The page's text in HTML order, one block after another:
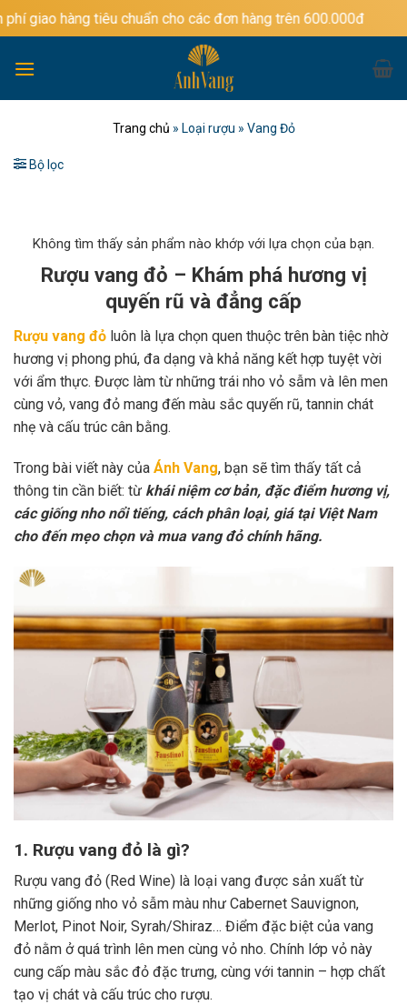
Bỏ
qua
dung
tiêu chuẩn cho các đơn hàng trên 600.000đ
Trang chủ » Loại rượu » Vang Đỏ
Bộ lọc
Không tìm thấy sản phẩm nào khớp với lựa chọn của bạn.
Rượu vang đỏ – Khám phá hương vị
quyến rũ và đẳng cấp
Rượu vang đỏ luôn là lựa chọn quen thuộc trên bàn tiệc nhờ
hương vị phong phú, đa dạng và khả năng kết hợp tuyệt vời
với ẩm thực. Được làm từ những trái nho vỏ sẫm và lên men
cùng vỏ, vang đỏ mang đến màu sắc quyến rũ, tannin chát
nhẹ và cấu trúc cân bằng.
Trong bài viết này của Ánh Vang, bạn sẽ tìm thấy tất cả
thông tin cần biết: từ khái niệm cơ bản, đặc điểm hương vị,
các giống nho nổi tiếng, cách phân loại, giá tại Việt Nam
cho đến mẹo chọn và mua vang đỏ chính hãng.
1. Rượu vang đỏ là gì?
Rượu vang đỏ (Red Wine) là loại vang được sản xuất từ
những giống nho vỏ sẫm màu như Cabernet Sauvignon,
Merlot, Pinot Noir, Syrah/Shiraz… Điểm đặc biệt của vang
đỏ nằm ở quá trình lên men cùng vỏ nho. Chính lớp vỏ này
cung cấp màu sắc đỏ đặc trưng, cùng với tannin – hợp chất
tạo vị chát và cấu trúc cho rượu.